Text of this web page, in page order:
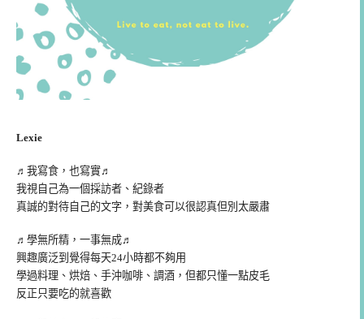
Lexie
♬我寫食，也寫實♬
我視自己為一個採訪者、紀錄者
真誠的對待自己的文字，對美食可以很認真但別太嚴肅
♬學無所精，一事無成♬
興趣廣泛到覺得每天24小時都不夠用
學過料理、烘焙、手沖咖啡、調酒，但都只懂一點皮毛
反正只要吃的就喜歡